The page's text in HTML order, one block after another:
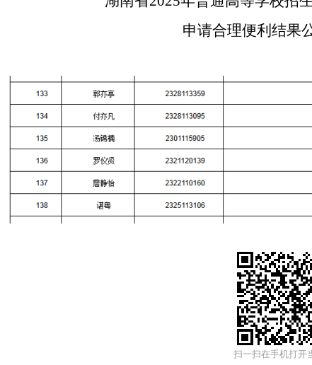
申请合理便利结果
扫一扫在手机打开